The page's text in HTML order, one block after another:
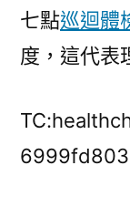
七點巡迴體
度，這代表